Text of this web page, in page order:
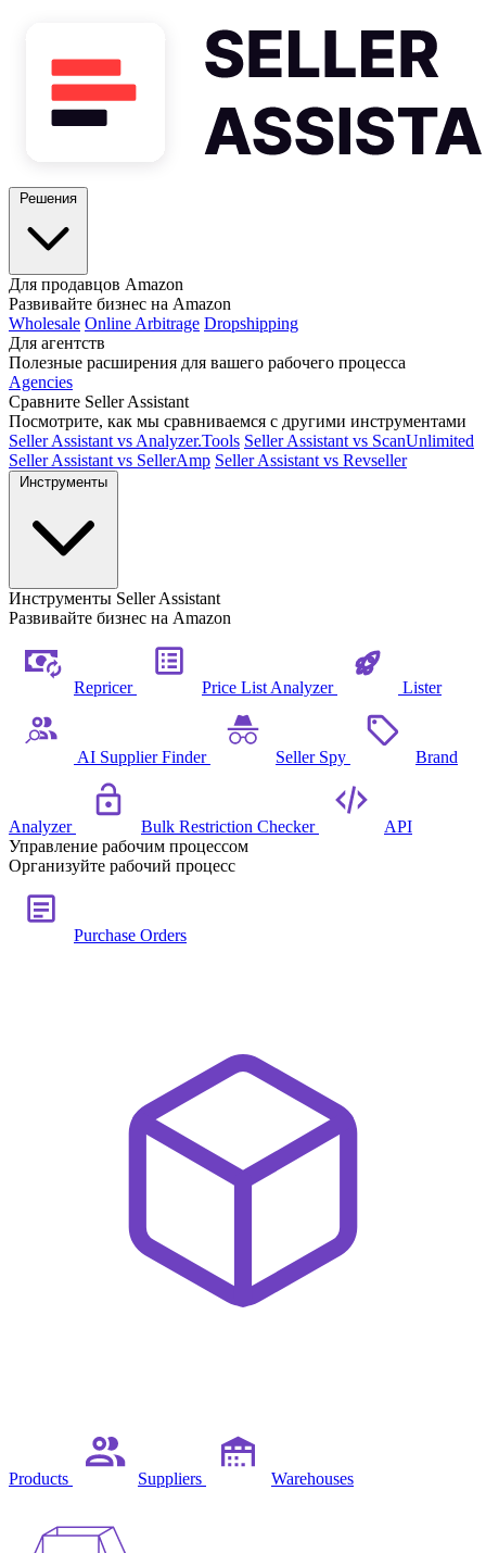
Для продавцов Amazon
Развивайте бизнес на Amazon
Wholesale Online Arbitrage Dropshipping
Для агентств
Полезные расширения для вашего рабочего процесса
Agencies
Сравните Seller Assistant
Посмотрите, как мы сравниваемся с другими инструментами
Seller Assistant vs Analyzer.Tools Seller Assistant vs ScanUnlimited
Seller Assistant vs SellerAmp Seller Assistant vs Revseller
Инструменты Seller Assistant
Развивайте бизнес на Amazon
Repricer Price List Analyzer Lister
AI Supplier Finder Seller Spy Brand
Analyzer Bulk Restriction Checker
API
Управление рабочим процессом
Организуйте рабочий процесс
Purchase Orders
Products Suppliers Warehouses